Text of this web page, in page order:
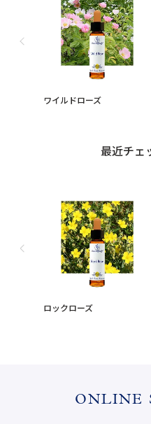
ワイルドローズ
最近チェ
ロックローズ
ONLINE